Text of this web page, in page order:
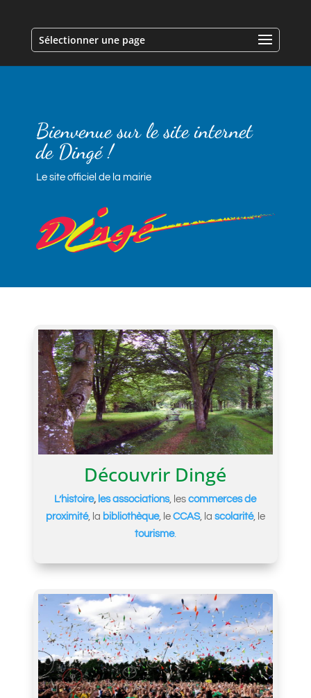
Sélectionner une page
Bienvenue sur le site internet
de Dingé !
Le site officiel de la mairie
Découvrir Dingé
L’histoire, les associations, lescommerces de
proximité, la bibliothèque, le CCAS, la scolarité, le
tourisme.